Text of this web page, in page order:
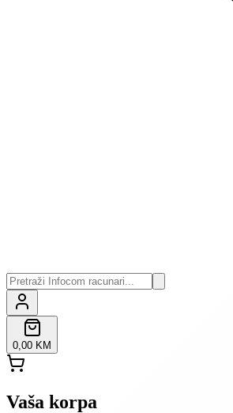
0,00 KM
Vaša korpa